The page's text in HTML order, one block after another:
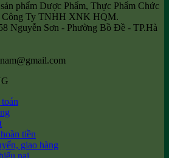
phẩm Dược Phẩm, Thực Phẩm Chức
Công Ty TNHH XNK HQM.
Nguyễn Sơn - Phường Bồ Đề - TP.Hà
tiền
giao hàng
nại